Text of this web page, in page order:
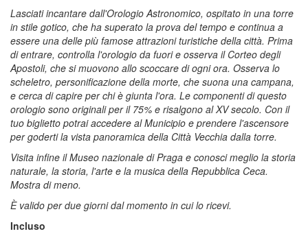
Lasciati incantare dall'Orologio Astronomico, ospitato in una torre
in stile gotico, che ha superato la prova del tempo e continua a
essere una delle più famose attrazioni turistiche della città. Prima
di entrare, controlla l'orologio da fuori e osserva il Corteo degli
Apostoli, che si muovono allo scoccare di ogni ora. Osserva lo
scheletro, personificazione della morte, che suona una campana,
e cerca di capire per chi è giunta l'ora. Le componenti di questo
orologio sono originali per il 75% e risalgono al XV secolo. Con il
tuo biglietto potrai accedere al Municipio e prendere l'ascensore
per goderti la vista panoramica della Città Vecchia dalla torre.
Visita infine il Museo nazionale di Praga e conosci meglio la storia
naturale, la storia, l'arte e la musica della Repubblica Ceca.
Mostra di meno.
È valido per due giorni dal momento in cui lo ricevi.
Incluso